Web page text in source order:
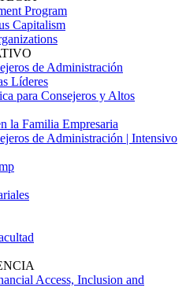
Program
Capitalism
de Administración
Líderes
para Consejeros y Altos
la Familia Empresaria
de Administración | Intensivo
Access, Inclusion and